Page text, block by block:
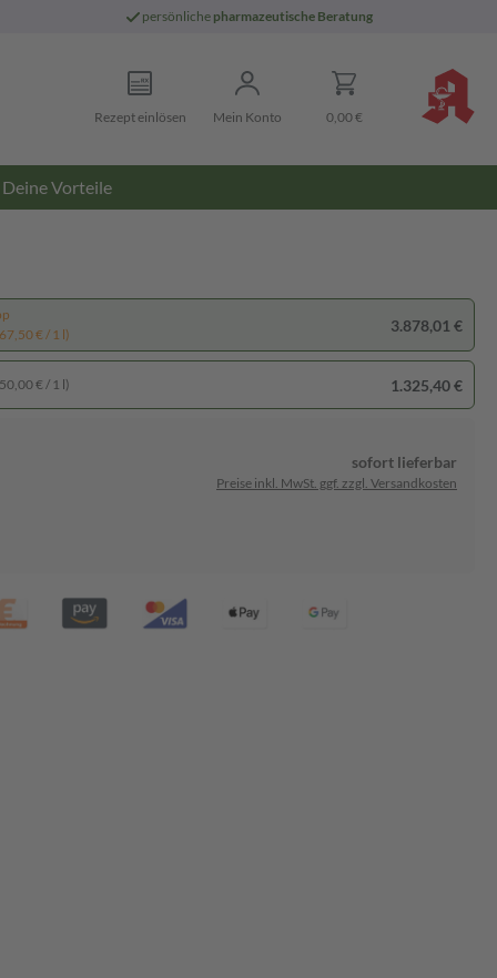
persönliche pharmazeutische Beratung
Rezept einlösen Mein Konto 0,00 €
Deine Vorteile
€ / 1 l)
3.878,01 €
€ / 1 l) 1.325,40 €
sofort lieferbar
Preise inkl. MwSt. ggf. zzgl. Versandkosten